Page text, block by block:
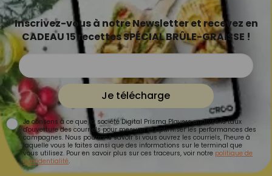
Inscrivez-vous à notre Newsletter et recevez en
CADEAU 15 recettes SPÉCIAL BRÛLE-GRAISSE !
Je télécharge
Je consens à ce que la société Digital Prisma Players analyse le taux
d'ouverture des courriels pour mesurer et optimiser les performances des
campagnes. Nous pourrons savoir si vous ouvrez les courriels, l'heure à
laquelle vous le faites ainsi que des informations sur le terminal que
vous utilisez. Pour en savoir plus sur ces traceurs, voir notre politique de
confidentialité.